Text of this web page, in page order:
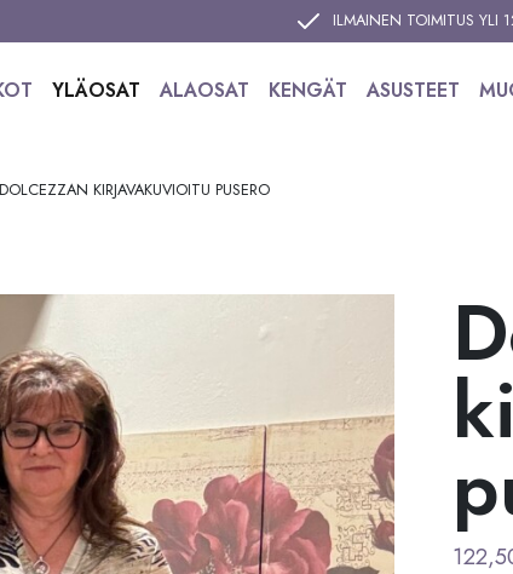
ILMAINEN TOIMITUS YLI
YLÄOSAT ALAOSAT KENGÄT ASUSTEET
KIRJAVAKUVIOITU PUSERO